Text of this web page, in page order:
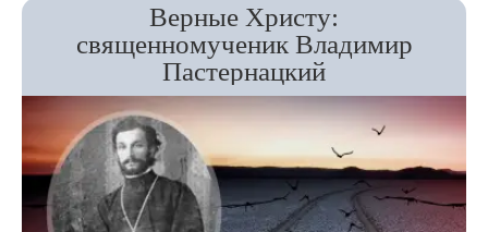
Верные Христу:
священномученик Владимир
Пастернацкий